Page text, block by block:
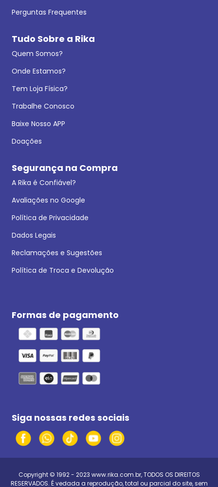
Perguntas Frequentes
Tudo Sobre a Rika
Quem Somos?
Onde Estamos?
Tem Loja Física?
Trabalhe Conosco
Baixe Nosso APP
Doações
Segurança na Compra
A Rika é Confiável?
Avaliações no Google
Política de Privacidade
Dados Legais
Reclamações e Sugestões
Política de Troca e Devolução
Formas de pagamento
Siga nossas redes sociais
Copyright © 1992 - 2023 www.rika.com.br, TODOS OS DIREITOS
RESERVADOS. É vedada a reprodução, total ou parcial do site, sem